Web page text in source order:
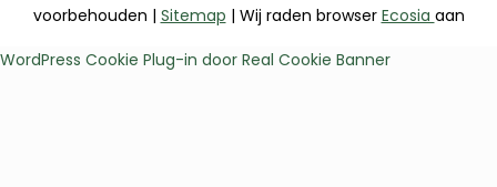
voorbehouden | Sitemap | Wij raden browser Ecosia aan
WordPress Cookie Plug-in door Real Cookie Banner